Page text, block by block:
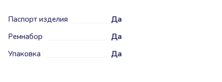
Паспорт изделия
Да
Ремнабор
Да
Упаковка
Да